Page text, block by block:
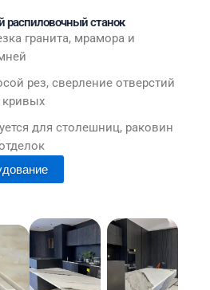
распиловочный станок
гранита, мрамора и
рез, сверление отверстий
для столешниц, раковин